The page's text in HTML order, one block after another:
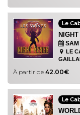
Le
LE
À partir de 42.00€
Le